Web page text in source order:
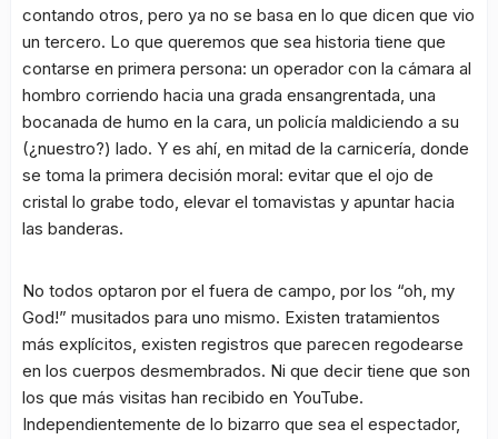
contando otros, pero ya no se basa en lo que dicen que vio
un tercero. Lo que queremos que sea historia tiene que
contarse en primera persona: un operador con la cámara al
hombro corriendo hacia una grada ensangrentada, una
bocanada de humo en la cara, un policía maldiciendo a su
(¿nuestro?) lado. Y es ahí, en mitad de la carnicería, donde
se toma la primera decisión moral: evitar que el ojo de
cristal lo grabe todo, elevar el tomavistas y apuntar hacia
las banderas.
No todos optaron por el fuera de campo, por los “oh, my
God!” musitados para uno mismo. Existen tratamientos
más explícitos, existen registros que parecen regodearse
en los cuerpos desmembrados. Ni que decir tiene que son
los que más visitas han recibido en YouTube.
Independientemente de lo bizarro que sea el espectador,